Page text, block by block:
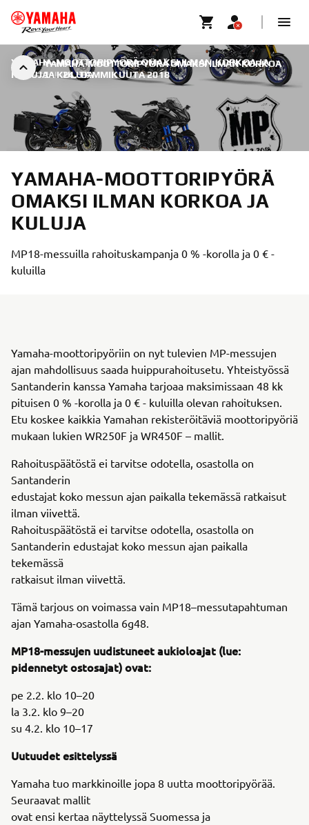
YAMAHA-MOOTTORIPYÖRÄ OMAKSI ILMAN KORKOA
JA KULUJA
YAMAHA-MOOTTORIPYÖRÄ OMAKSI ILMAN KORKOA JA
KULUJA | 24. TAMMIKUUTA 2018
YAMAHA-MOOTTORIPYÖRÄ
OMAKSI ILMAN KORKOA JA
KULUJA
MP18-messuilla rahoituskampanja 0 % -korolla ja 0 € -
kuluilla
Yamaha-moottoripyöriin on nyt tulevien MP-messujen
ajan mahdollisuus saada huippurahoitusetu. Yhteistyössä
Santanderin kanssa Yamaha tarjoaa maksimissaan 48 kk
pituisen 0 % -korolla ja 0 € - kuluilla olevan rahoituksen.
Etu koskee kaikkia Yamahan rekisteröitäviä moottoripyöriä
mukaan lukien WR250F ja WR450F – mallit.
Rahoituspäätöstä ei tarvitse odotella, osastolla on
Santanderin
edustajat koko messun ajan paikalla tekemässä ratkaisut
ilman viivettä.
Rahoituspäätöstä ei tarvitse odotella, osastolla on
Santanderin edustajat koko messun ajan paikalla
tekemässä
ratkaisut ilman viivettä.
Tämä tarjous on voimassa vain MP18–messutapahtuman
ajan Yamaha-osastolla 6g48.
MP18-messujen uudistuneet aukioloajat (lue:
pidennetyt ostosajat) ovat:
pe 2.2. klo 10–20
la 3.2. klo 9–20
su 4.2. klo 10–17
Uutuudet esittelyssä
Yamaha tuo markkinoille jopa 8 uutta moottoripyörää.
Seuraavat mallit
ovat ensi kertaa näyttelyssä Suomessa ja